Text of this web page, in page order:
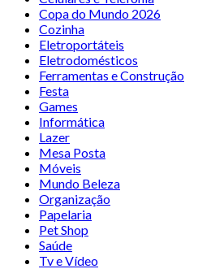
Copa do Mundo 2026
Cozinha
Eletroportáteis
Eletrodomésticos
Ferramentas e Construção
Festa
Games
Informática
Lazer
Mesa Posta
Móveis
Mundo Beleza
Organização
Papelaria
Pet Shop
Saúde
Tv e Vídeo